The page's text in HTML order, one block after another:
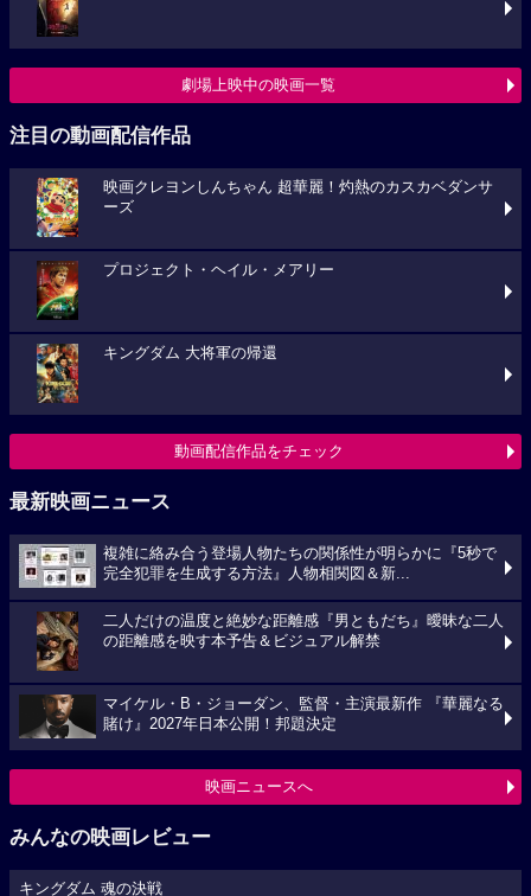
劇場上映中の映画一覧
注目の動画配信作品
映画クレヨンしんちゃん 超華麗！灼熱のカスカベダンサ
ーズ
プロジェクト・ヘイル・メアリー
キングダム 大将軍の帰還
動画配信作品をチェック
最新映画ニュース
複雑に絡み合う登場人物たちの関係性が明らかに『5秒で
完全犯罪を生成する方法』人物相関図＆新...
二人だけの温度と絶妙な距離感『男ともだち』曖昧な二人
の距離感を映す本予告＆ビジュアル解禁
マイケル・B・ジョーダン、監督・主演最新作 『華麗なる
賭け』2027年日本公開！邦題決定
映画ニュースへ
みんなの映画レビュー
キングダム 魂の決戦